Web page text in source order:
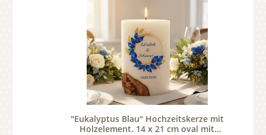
"Eukalyptus Blau" Hochzeitskerze mit
Holzelement. 14 x 21 cm oval mit